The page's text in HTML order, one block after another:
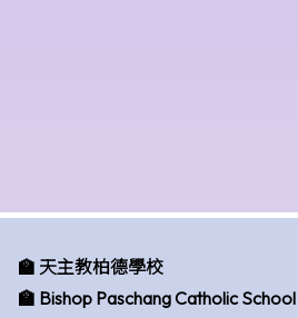
🏫 天主教柏德學校
🏫 Bishop Paschang Catholic School